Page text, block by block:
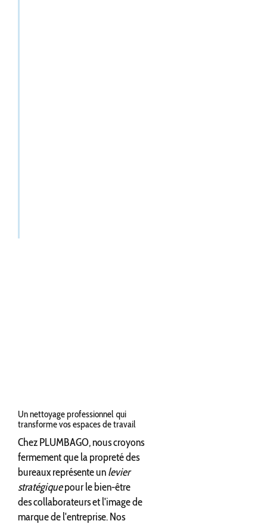
Un nettoyage professionnel qui
transforme vos espaces de travail
Chez PLUMBAGO, nous croyons
fermement que la propreté des
bureaux représente unlevier
stratégiquepour le bien-être
des collaborateurs et l'image de
marque de l'entreprise. Nos